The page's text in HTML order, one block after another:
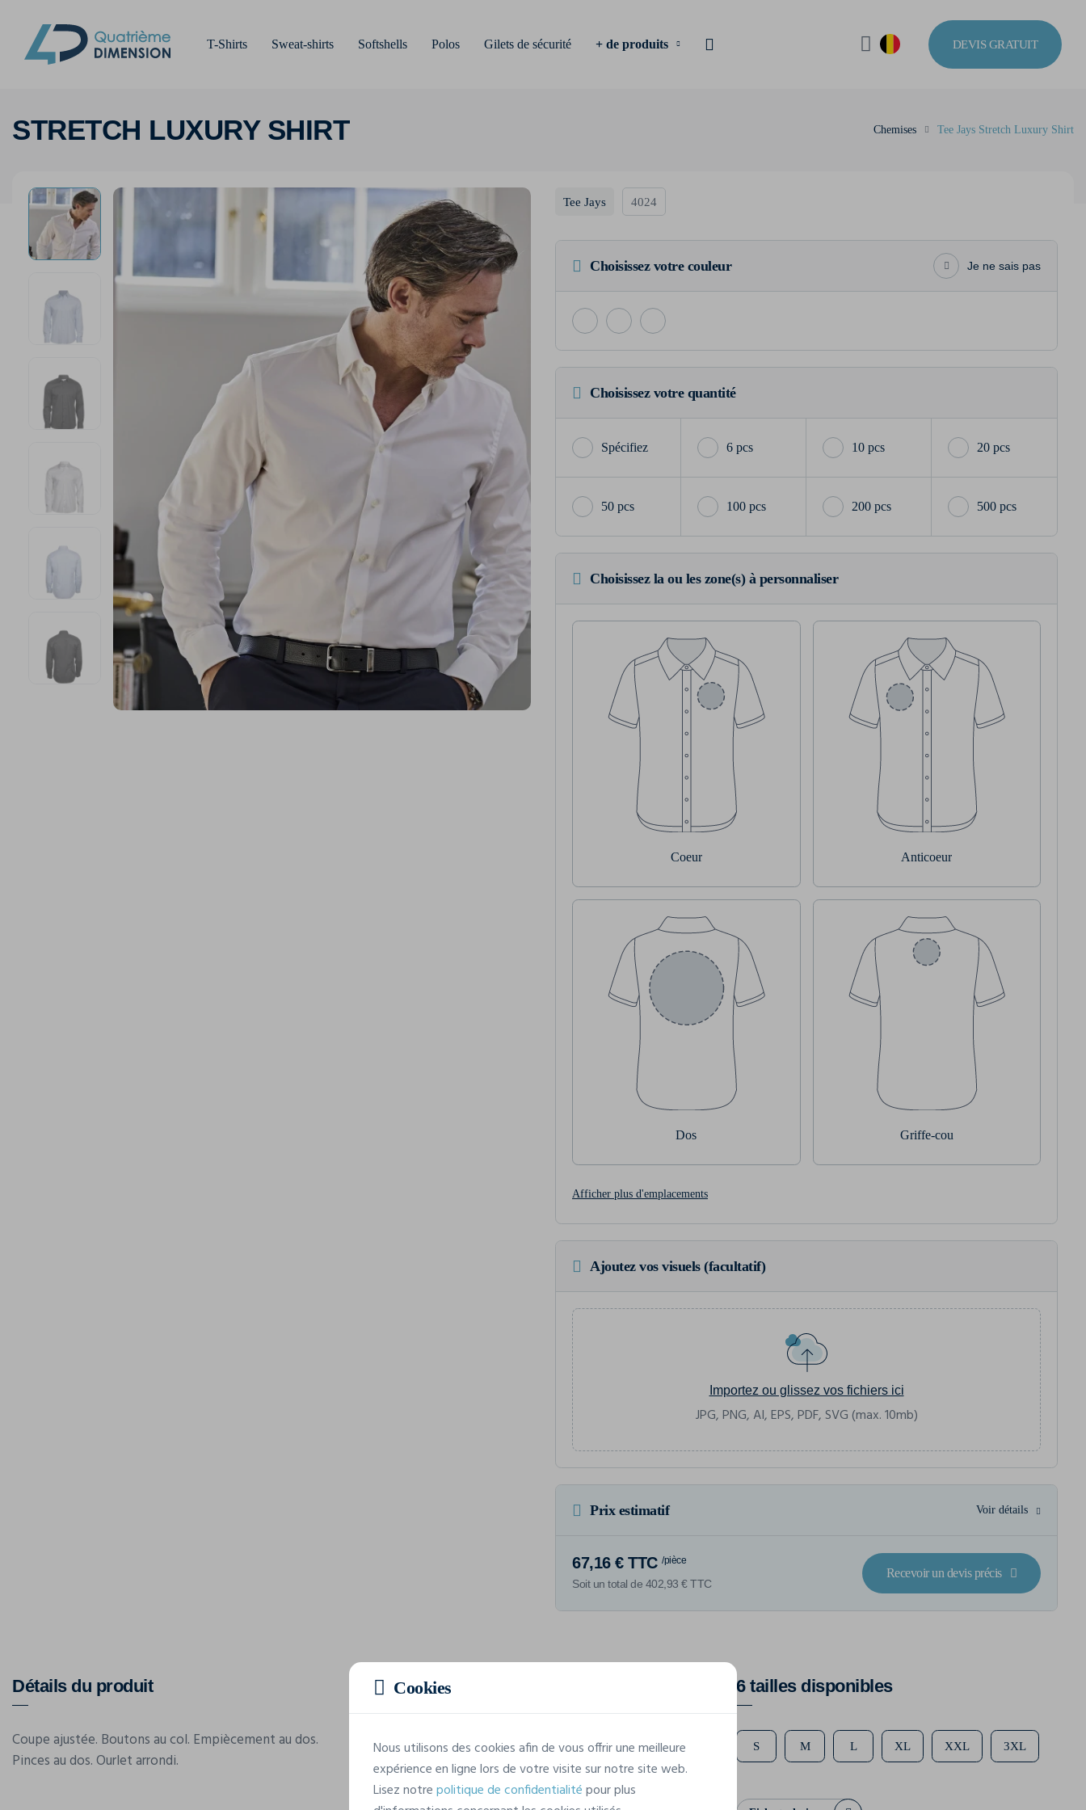
T-Shirts Sweat-shirts Softshells Polos Gilets de sécurité + de produits DEVIS GRATUIT
STRETCH LUXURY SHIRT Chemises Tee Jays Stretch Luxury Shirt
Tee Jays 4024
Choisissez votre couleur Je ne sais pas
Choisissez votre quantité
6 pcs 10 pcs 20 pcs
50 pcs 100 pcs 200 pcs 500 pcs
Choisissez la ou les zone(s) à personnaliser
Coeur Anticoeur
Dos Griffe-cou
Afficher plus d'emplacements
Ajoutez vos visuels (facultatif)
Importez ou glissez vos fichiers ici
JPG, PNG, AI, EPS, PDF, SVG (max. 10mb)
Prix estimatif Voir détails
67,16 € TTC /pièce
Soit un total de 402,93 € TTC
Recevoir un devis précis
Détails du produit
Coupe ajustée. Boutons au col. Empiècement au dos.
Pinces au dos. Ourlet arrondi.
Caractéristiques
Marque
Tee Jays
Référence
4024
6 tailles disponibles
S M L XL XXL 3XL
Cookies
Nous utilisons des cookies afin de vous offrir une meilleure
expérience en ligne lors de votre visite sur notre site web.
Lisez notrepolitique de confidentialitépour plus